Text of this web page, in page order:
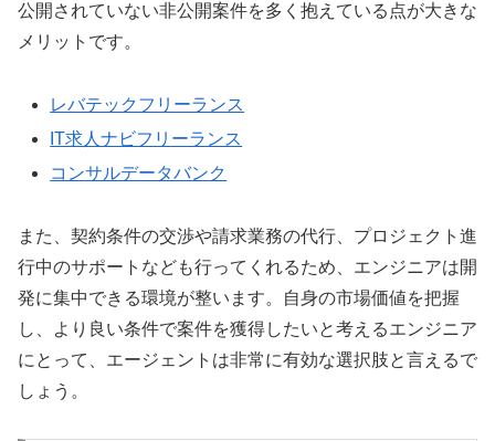
公開されていない非公開案件を多く抱えている点が大きな
メリットです。
レバテックフリーランス
IT求人ナビフリーランス
コンサルデータバンク
また、契約条件の交渉や請求業務の代行、プロジェクト進
行中のサポートなども行ってくれるため、エンジニアは開
発に集中できる環境が整います。自身の市場価値を把握
し、より良い条件で案件を獲得したいと考えるエンジニア
にとって、エージェントは非常に有効な選択肢と言えるで
しょう。